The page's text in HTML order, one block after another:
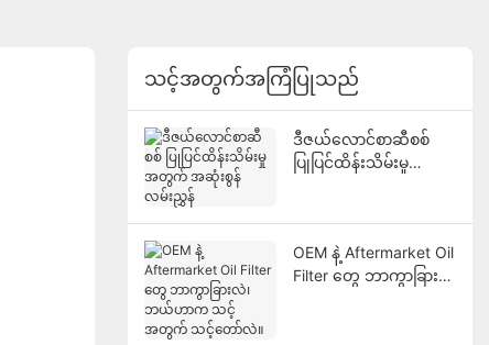
သင့်အတွက်အကြံပြုသည်
ဒီဇယ်လောင်စာဆီစစ်
ပြုပြင်ထိန်းသိမ်းမှု
OEM နဲ့ Aftermarket Oil
Filter တွေ ဘာကွာခြား